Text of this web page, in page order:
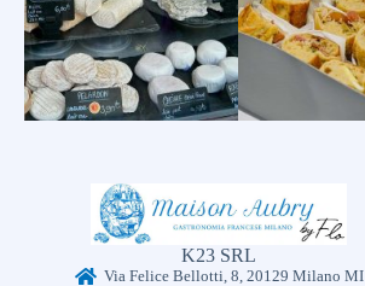
K23 SRL
Via Felice Bellotti, 8, 20129 Milano MI